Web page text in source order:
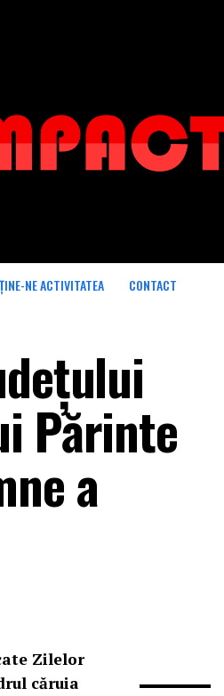
NE ACTIVITATEA CONTACT
Părinte
a
Zilelor
căruia